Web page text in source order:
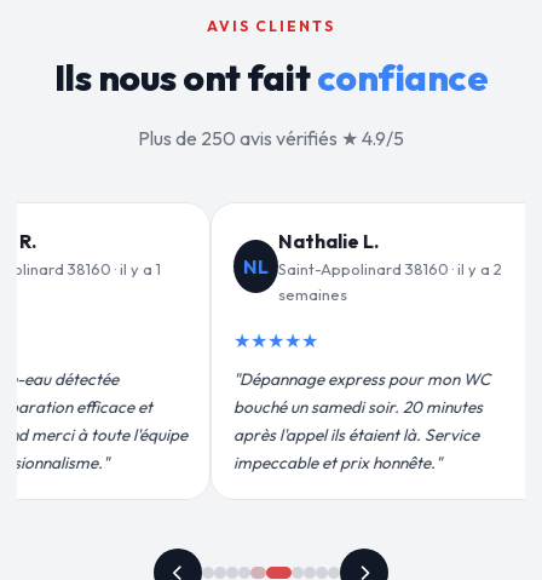
AVIS CLIENTS
Ils nous ont faitconfiance
Plus de 250 avis vérifiés ★ 4.9/5
38160 · il y a 2
pour mon WC
20 minutes
là. Service
Jean-François C.
Saint-Appolinard 38160 · il y a 3
semaines
★★★★★
"Remplacement de mon chauffe-eau en
moins de 2h. Équipe très pro, devis
conforme, chantier propre. Je
recommande vivement."